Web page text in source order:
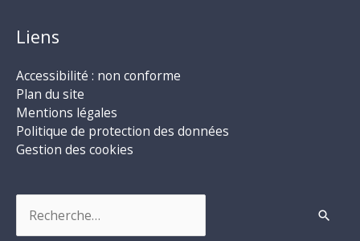
Liens
Accessibilité : non conforme
Plan du site
Mentions légales
Politique de protection des données
Gestion des cookies